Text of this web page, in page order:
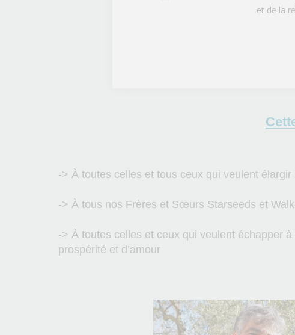
et de la
-> À toutes celles et tous ceux qui veulent
-> À tous nos Frères et Sœurs Starseeds et
-> À toutes celles et ceux qui veulent échapper
prospérité et d’amour